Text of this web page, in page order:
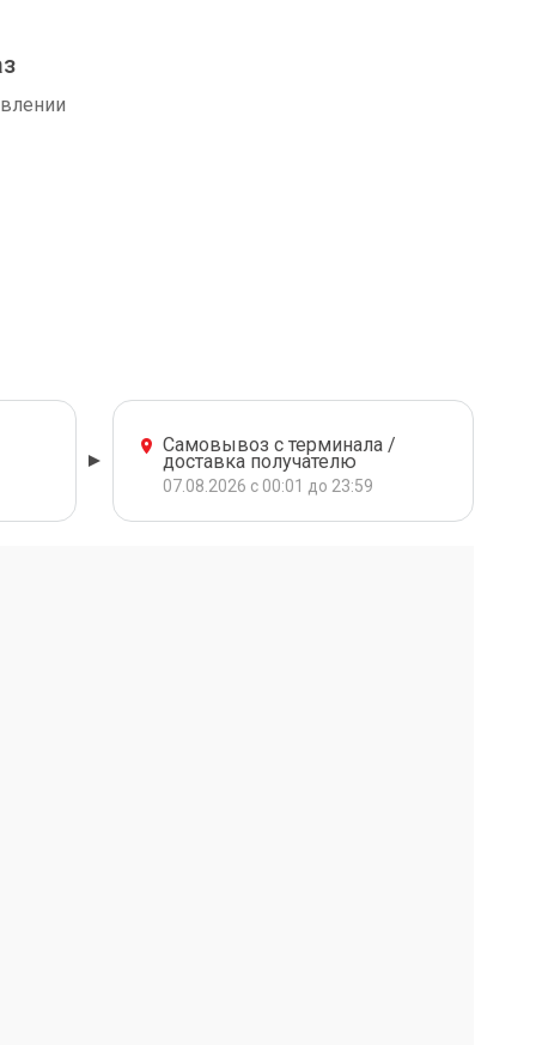
Самовывоз с терминала /
доставка получателю
07.08.2026 с 00:01 до 23:59